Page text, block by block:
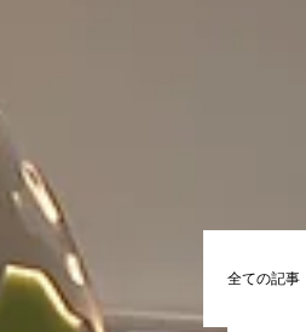
全ての記事